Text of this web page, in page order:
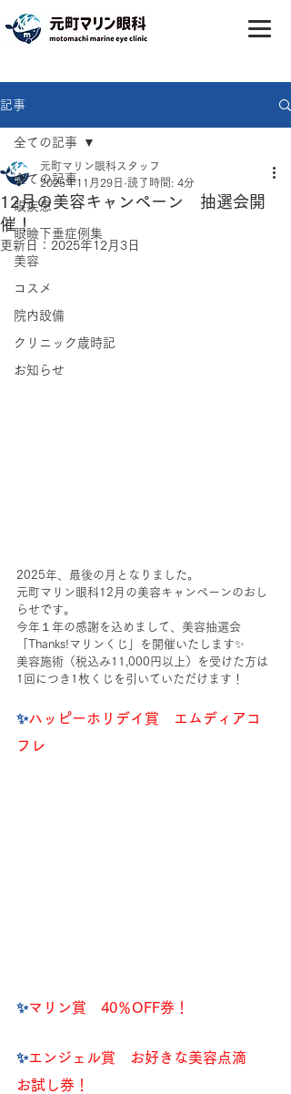
記事
全ての記事
眼疾患
眼瞼下垂症例集
美容
コスメ
院内設備
クリニック歳時記
お知らせ
全ての記事
12月の美容キャンペーン 抽選会開
催！
元町マリン眼科スタッフ
2025年11月29日 読了時間: 4分
更新日： 2025年12月3日
2025年、最後の月となりました。
元町マリン眼科12月の美容キャンペーンのおし
らせです。
今年１年の感謝を込めまして、美容抽選会
「Thanks!マリンくじ」を開催いたします✨️
美容施術（税込み11,000円以上）を受けた方は
1回につき1枚くじを引いていただけます！
✨️ハッピーホリデイ賞　エムディアコ
フレ
✨️マリン賞　40％OFF券！
✨️エンジェル賞　お好きな美容点滴
お試し券！